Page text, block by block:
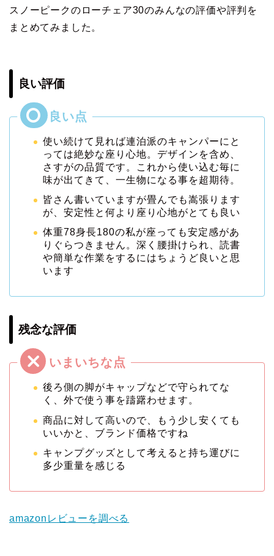
スノーピークのローチェア30のみんなの評価や評判を
まとめてみました。
良い評価
使い続けて見れば連泊派のキャンパーにと
っては絶妙な座り心地。デザインを含め、
さすがの品質です。これから使い込む毎に
味が出てきて、一生物になる事を超期待。
皆さん書いていますが畳んでも嵩張ります
が、安定性と何より座り心地がとても良い
体重78身長180の私が座っても安定感があ
りぐらつきません。深く腰掛けられ、読書
や簡単な作業をするにはちょうど良いと思
います
残念な評価
後ろ側の脚がキャップなどで守られてな
く、外で使う事を躊躇わせます。
商品に対して高いので、もう少し安くても
いいかと、ブランド価格ですね
キャンプグッズとして考えると持ち運びに
多少重量を感じる
amazonレビューを調べる